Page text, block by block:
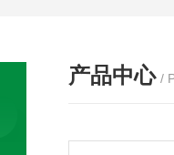
产品中心 /